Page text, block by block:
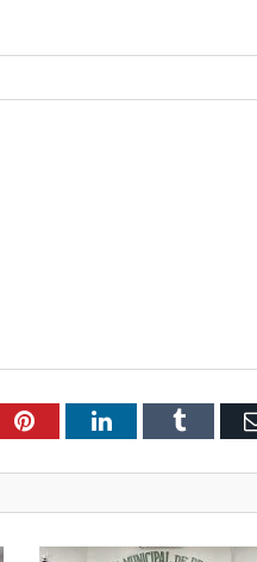
PinterestLinkedInTumblr